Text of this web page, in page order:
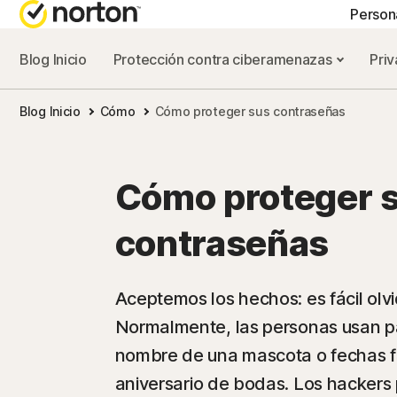
Blog Inicio Protección contra ciberamenazas
Blog Inicio Cómo Cómo proteger sus contraseñas
Cómo proteger
contraseñas
Aceptemos los hechos: es fácil
Normalmente, las personas usan
nombre de una mascota o fechas
aniversario de bodas. Los